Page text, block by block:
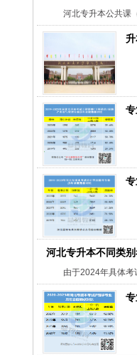
河北专升本公共课
河北专升本不同类
由于2024年具体考